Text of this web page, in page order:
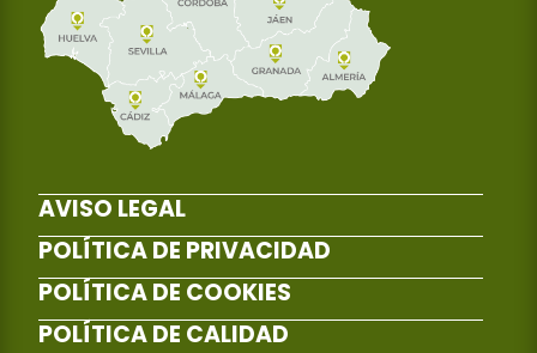
AVISO LEGAL
POLÍTICA DE PRIVACIDAD
POLÍTICA DE COOKIES
POLÍTICA DE CALIDAD